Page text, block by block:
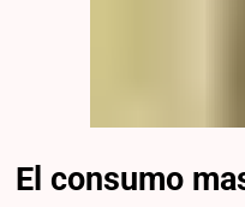
El consumo